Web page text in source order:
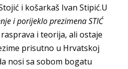
i košarkaš Ivan Stipić.U
i porijeklo prezimena STIĆ
i teorija, ali ostaje
prisutno u Hrvatskoj
nosi sa sobom bogatu